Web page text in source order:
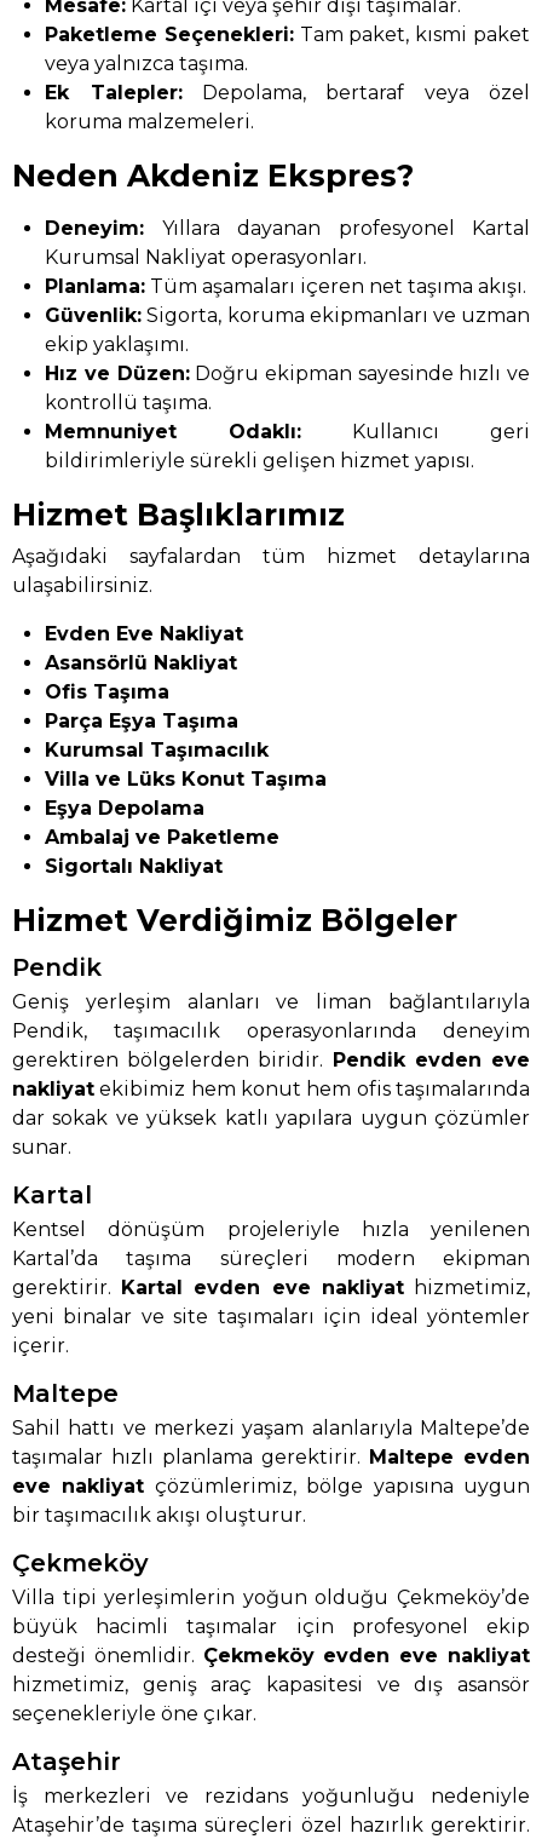
Mesafe: Kartal içi veya şehir dışı taşımalar.
Paketleme Seçenekleri:Tam paket, kısmi paket
veya yalnızca taşıma.
Ek Talepler:Depolama, bertaraf veya özel
koruma malzemeleri.
Neden Akdeniz Ekspres?
Deneyim: Yıllara dayanan profesyonel Kartal
Kurumsal Nakliyat operasyonları.
Planlama: Tüm aşamaları içeren net taşıma akışı.
Güvenlik: Sigorta, koruma ekipmanları ve uzman
ekip yaklaşımı.
Hız ve Düzen:Doğru ekipman sayesinde hızlı ve
kontrollü taşıma.
Memnuniyet Odaklı: Kullanıcı geri
bildirimleriyle sürekli gelişen hizmet yapısı.
Hizmet Başlıklarımız
Aşağıdaki sayfalardan tüm hizmet detaylarına
ulaşabilirsiniz.
Evden Eve Nakliyat
Asansörlü Nakliyat
Ofis Taşıma
Parça Eşya Taşıma
Kurumsal Taşımacılık
Villa ve Lüks Konut Taşıma
Eşya Depolama
Ambalaj ve Paketleme
Sigortalı Nakliyat
Hizmet Verdiğimiz Bölgeler
Pendik
Geniş yerleşim alanları ve liman bağlantılarıyla
Pendik, taşımacılık operasyonlarında deneyim
gerektiren bölgelerden biridir.
Pendik evden eve
nakliyat ekibimiz hem konut hem ofis taşımalarında
dar sokak ve yüksek katlı yapılara uygun çözümler
sunar.
Kartal
Kentsel dönüşüm projeleriyle hızla yenilenen
Kartal’da taşıma süreçleri modern ekipman
gerektirir.
Kartal evden eve nakliyathizmetimiz,
yeni binalar ve site taşımaları için ideal yöntemler
içerir.
Maltepe
Sahil hattı ve merkezi yaşam alanlarıyla Maltepe’de
taşımalar hızlı planlama gerektirir. Maltepe evden
eve nakliyat çözümlerimiz, bölge yapısına uygun
bir taşımacılık akışı oluşturur.
Çekmeköy
Villa tipi yerleşimlerin yoğun olduğu Çekmeköy’de
büyük hacimli taşımalar için profesyonel ekip
desteği önemlidir. Çekmeköy evden eve nakliyat
hizmetimiz, geniş araç kapasitesi ve dış asansör
seçenekleriyle öne çıkar.
Ataşehir
İş merkezleri ve rezidans yoğunluğu nedeniyle
Ataşehir’de taşıma süreçleri özel hazırlık gerektirir.